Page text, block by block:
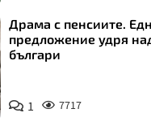
Драма с пенсиите.
предложение удря
българи
1 7717